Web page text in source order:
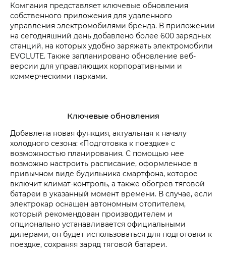
Компания представляет ключевые обновления
собственного приложения для удаленного
управления электромобилями бренда. В приложении
на сегодняшний день добавлено более 600 зарядных
станций, на которых удобно заряжать электромобили
EVOLUTE. Также запланировано обновление веб-
версии для управляющих корпоративными и
коммерческими парками.
Ключевые обновления
Добавлена новая функция, актуальная к началу
холодного сезона: «Подготовка к поездке» с
возможностью планирования. С помощью нее
возможно настроить расписание, оформленное в
привычном виде будильника смартфона, которое
включит климат-контроль, а также обогрев тяговой
батареи в указанный момент времени. В случае, если
электрокар оснащен автономным отопителем,
который рекомендован производителем и
опционально устанавливается официальными
дилерами, он будет использоваться для подготовки к
поездке, сохраняя заряд тяговой батареи.